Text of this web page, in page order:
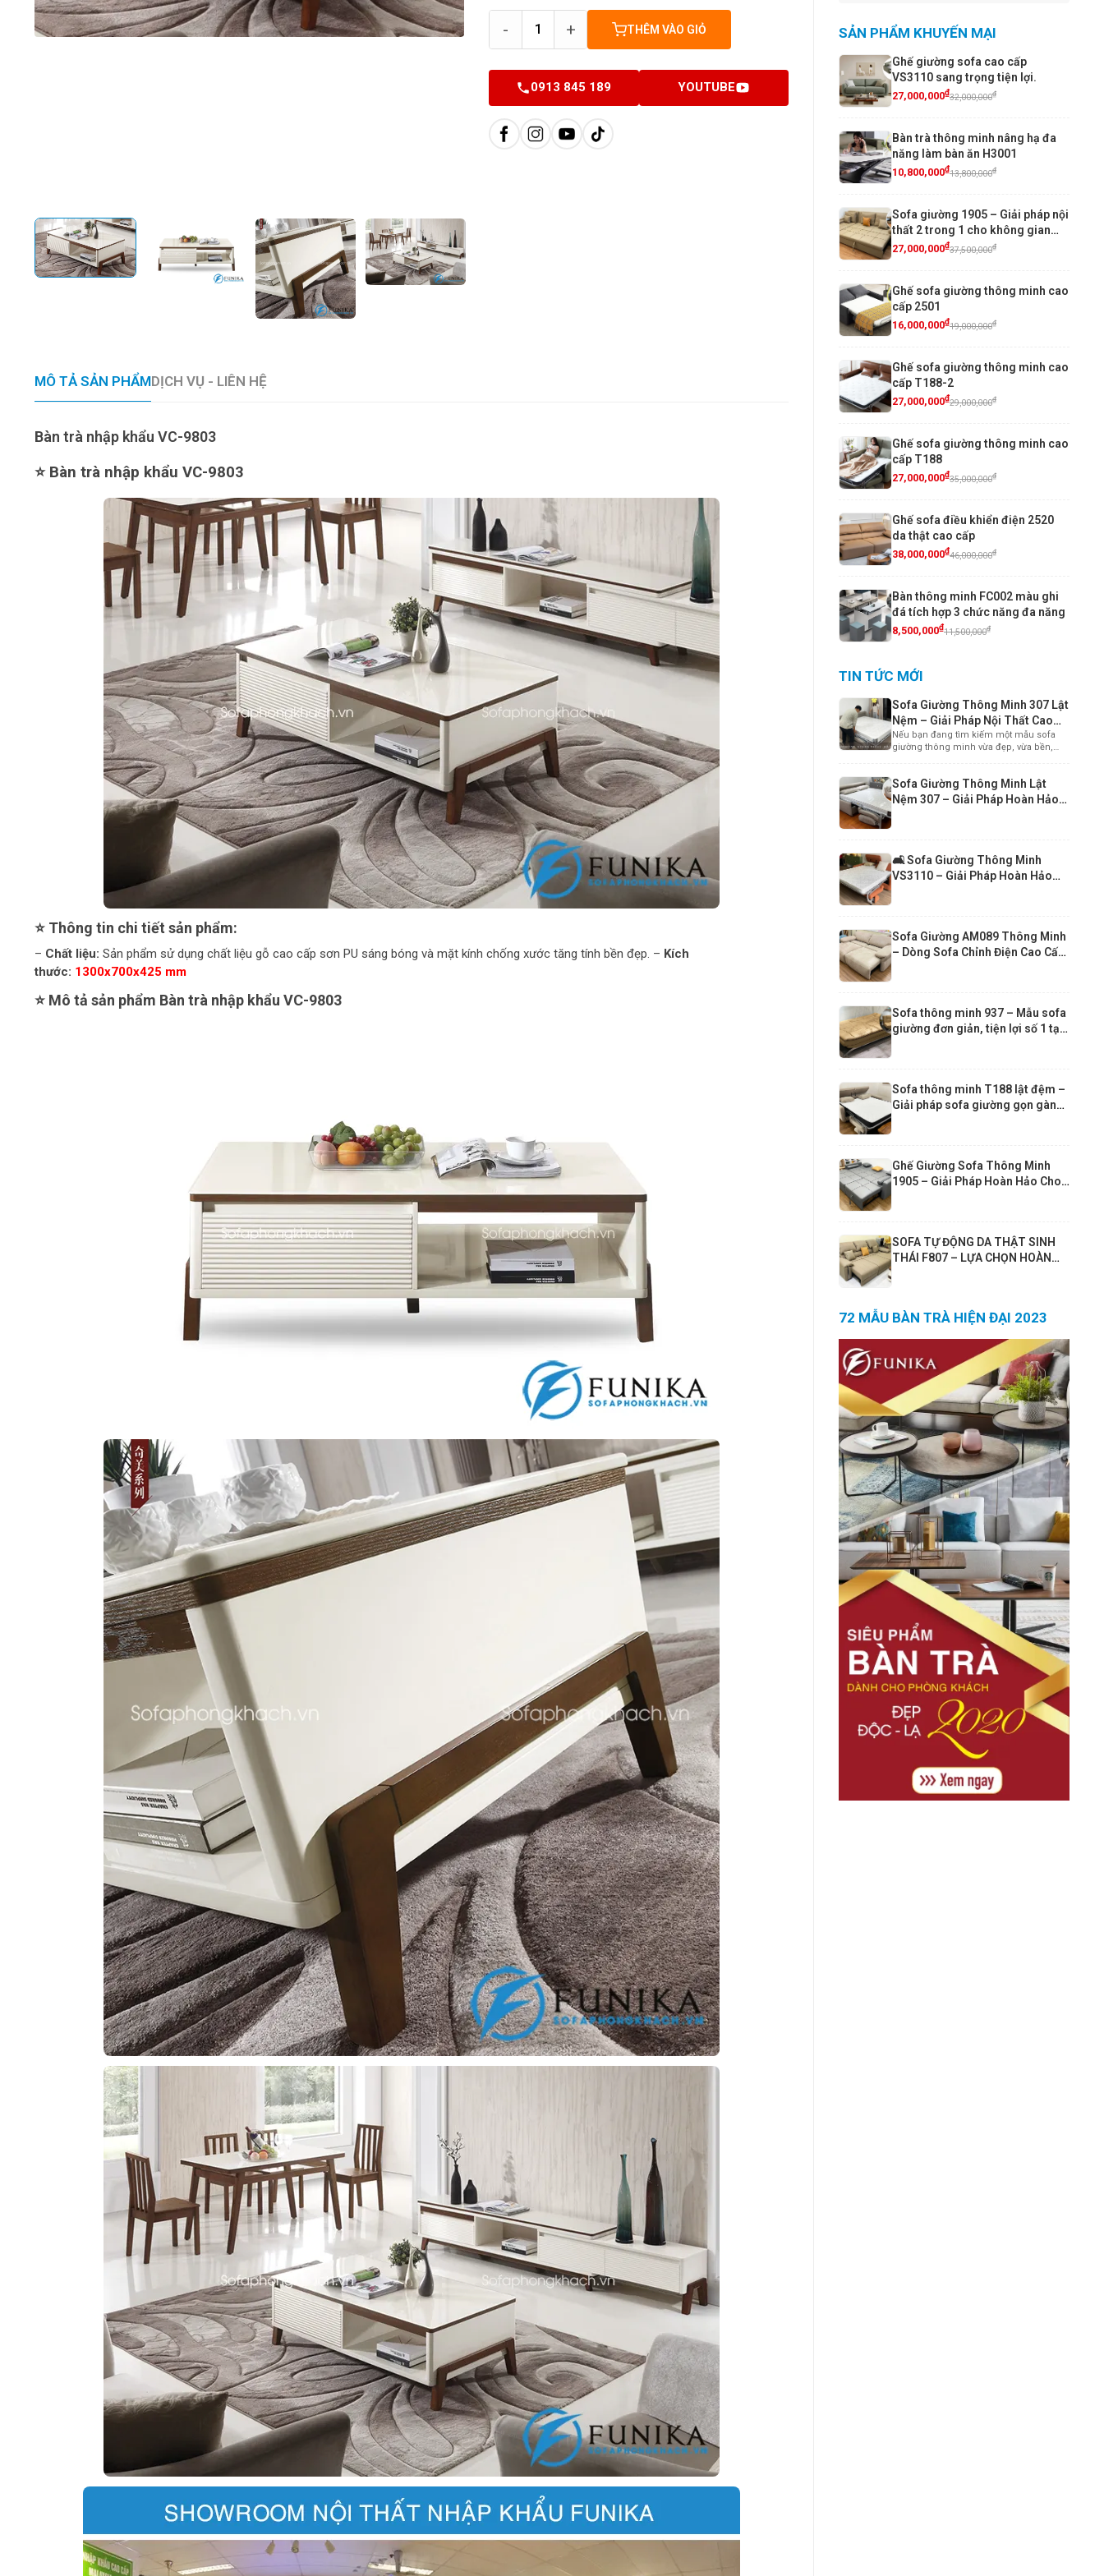
- + THÊM VÀO GIỎ
0913 845 189 YOUTUBE
MÔ TẢ SẢN PHẨMDỊCH VỤ - LIÊN HỆ
Bàn trà nhập khẩu VC-9803
⭐ Bàn trà nhập khẩu VC-9803
⭐ Thông tin chi tiết sản phẩm:
– Chất liệu: Sản phẩm sử dụng chất liệu gỗ cao cấp sơn PU sáng bóng và mặt kính chống xước tăng tính bền đẹp. – Kích
thước: 1300x700x425 mm
⭐ Mô tả sản phẩm Bàn trà nhập khẩu VC-9803
SẢN PHẨM KHUYẾN MẠI
Ghế giường sofa cao cấp
VS3110 sang trọng tiện lợi.
27,000,000₫32,000,000₫
Bàn trà thông minh nâng hạ đa
năng làm bàn ăn H3001
10,800,000₫13,800,000₫
Sofa giường 1905 – Giải pháp nội
thất 2 trong 1 cho không gian
sống hiện đại
27,000,000₫37,500,000₫
Ghế sofa giường thông minh cao
cấp 2501
16,000,000₫19,000,000₫
Ghế sofa giường thông minh cao
cấp T188-2
27,000,000₫29,000,000₫
Ghế sofa giường thông minh cao
cấp T188
27,000,000₫35,000,000₫
Ghế sofa điều khiển điện 2520
da thật cao cấp
38,000,000₫46,000,000₫
Bàn thông minh FC002 màu ghi
đá tích hợp 3 chức năng đa năng
8,500,000₫11,500,000₫
TIN TỨC MỚI
Sofa Giường Thông Minh 307 Lật
Nệm – Giải Pháp Nội Thất Cao
Cấp Cho Căn Hộ Chung Cư Hiện
Đại
Nếu bạn đang tìm kiếm một mẫu sofa
giường thông minh vừa đẹp, vừa bền,
Sofa Giường Thông Minh Lật
Nệm 307 – Giải Pháp Hoàn Hảo
🛋️ Sofa Giường Thông Minh
VS3110 – Giải Pháp Hoàn Hảo
Sofa Giường AM089 Thông Minh
– Dòng Sofa Chỉnh Điện Cao Cấp
Sofa thông minh 937 – Mẫu sofa
giường đơn giản, tiện lợi số 1 tại
Sofa thông minh T188 lật đệm –
Giải pháp sofa giường gọn gàng
Ghế Giường Sofa Thông Minh
1905 – Giải Pháp Hoàn Hảo Cho
SOFA TỰ ĐỘNG DA THẬT SINH
THÁI F807 – LỰA CHỌN HOÀN
72 MẪU BÀN TRÀ HIỆN ĐẠI 2023